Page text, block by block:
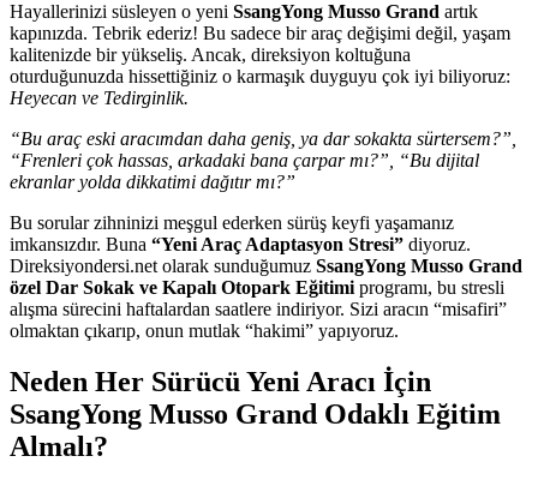
Hayallerinizi süsleyen o yeni SsangYong Musso Grand artık
kapınızda. Tebrik ederiz! Bu sadece bir araç değişimi değil, yaşam
kalitenizde bir yükseliş. Ancak, direksiyon koltuğuna
oturduğunuzda hissettiğiniz o karmaşık duyguyu çok iyi biliyoruz:
Heyecan ve Tedirginlik.
“Bu araç eski aracımdan daha geniş, ya dar sokakta sürtersem?”,
“Frenleri çok hassas, arkadaki bana çarpar mı?”, “Bu dijital
ekranlar yolda dikkatimi dağıtır mı?”
Bu sorular zihninizi meşgul ederken sürüş keyfi yaşamanız
imkansızdır. Buna “Yeni Araç Adaptasyon Stresi” diyoruz.
Direksiyondersi.net olarak sunduğumuz SsangYong Musso Grand
özel Dar Sokak ve Kapalı Otopark Eğitimi programı, bu stresli
alışma sürecini haftalardan saatlere indiriyor. Sizi aracın “misafiri”
olmaktan çıkarıp, onun mutlak “hakimi” yapıyoruz.
Neden Her Sürücü Yeni Aracı İçin
SsangYong Musso Grand Odaklı Eğitim
Almalı?